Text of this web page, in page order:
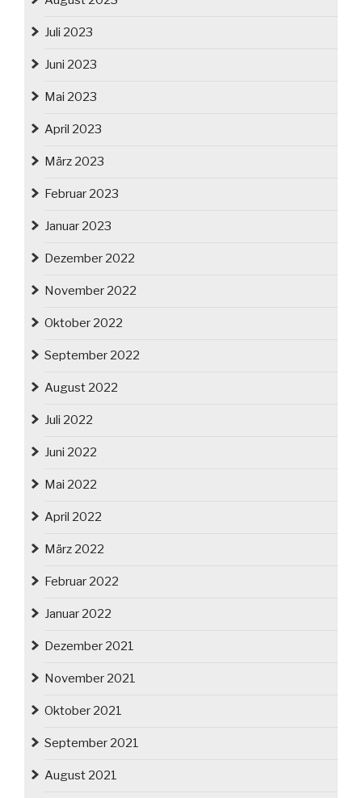
Juli 2023
Juni 2023
Mai 2023
April 2023
März 2023
Februar 2023
Januar 2023
Dezember 2022
November 2022
Oktober 2022
September 2022
August 2022
Juli 2022
Juni 2022
Mai 2022
April 2022
März 2022
Februar 2022
Januar 2022
Dezember 2021
November 2021
Oktober 2021
September 2021
August 2021